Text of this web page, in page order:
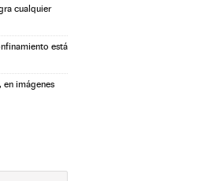
cualquier
está
en imágenes